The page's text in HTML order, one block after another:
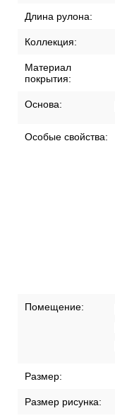
Длина рулона:
Коллекция:
Материал
покрытия:
Основа:
Особые свойства:
Помещение:
Размер:
Размер рисунка: